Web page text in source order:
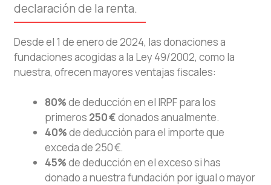
declaración de la renta.
Desde el 1 de enero de 2024, las donaciones a
fundaciones acogidas a la Ley 49/2002, como la
nuestra, ofrecen mayores ventajas fiscales:
80%de deducción en el IRPF para los
primeros 250 €donados anualmente.
40%de deducción para el importe que
exceda de 250 €.
45%de deducción en el exceso si has
donado a nuestra fundación por igual o mayor